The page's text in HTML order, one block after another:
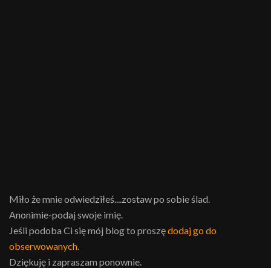
Miło że mnie odwiedziłeś....zostaw po sobie ślad.
Anonimie-podaj swoje imię.
Jeśli podoba Ci się mój blog to proszędodaj go do
obserwowanych.
Dziękuję i zapraszam ponownie.